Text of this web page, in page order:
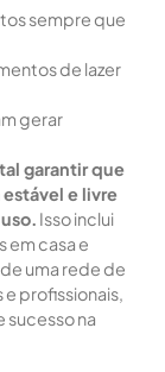
sempre que
de lazer
gerar
garantir que
e livre
Isso inclui
em casa e
uma rede de
e profissionais,
sucesso na